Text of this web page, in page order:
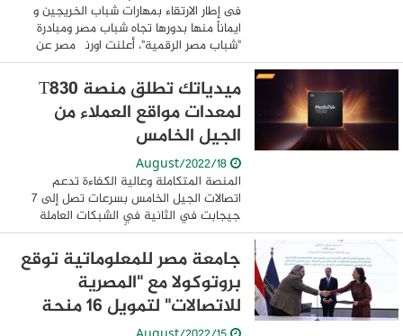
فى إطار الارتقاء بمهارات شباب الخريجين و
ايماناً منها بدورها تجاه شباب مصر ومبادرة
"شباب مصر الرقمية"، أعلنت اورنچ مصر عن
توقيع بروتوكول تعاون مع المعهد القومي
للاتصالات التابع لوزارة الاتصالات ... ميدياتك تطلق منصة T830
لمعدات مواقع العملاء من
الجيل الخامس
المنصة المتكاملة وعالية الكفاءة تدعم
اتصالات الجيل الخامس بسرعات تصل إلى 7
جيجابت في الثانية في الشبكات العاملة
بتردد دون 6 جيجاهرتز أعلنت شركة ميدياتك
اليوم عن إطلاق منصة T830 لمعدات مواقع
...
جامعة مصر للمعلوماتية توقع
بروتوكولا مع "المصرية
للاتصالات" لتمويل 16 منحة